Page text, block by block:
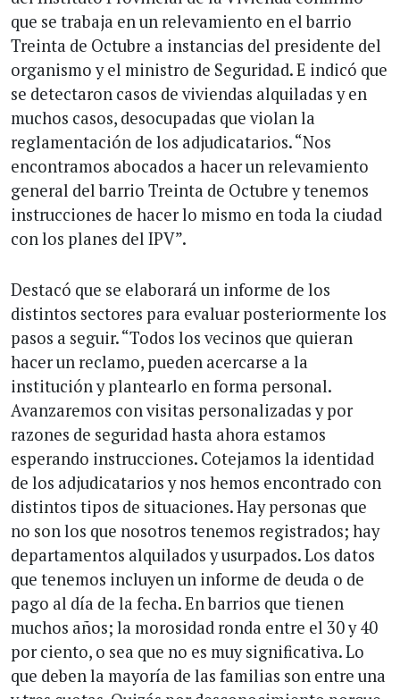
que se trabaja en un relevamiento en el barrio
Treinta de Octubre a instancias del presidente del
organismo y el ministro de Seguridad. E indicó que
se detectaron casos de viviendas alquiladas y en
muchos casos, desocupadas que violan la
reglamentación de los adjudicatarios. “Nos
encontramos abocados a hacer un relevamiento
general del barrio Treinta de Octubre y tenemos
instrucciones de hacer lo mismo en toda la ciudad
con los planes del IPV”.
Destacó que se elaborará un informe de los
distintos sectores para evaluar posteriormente los
pasos a seguir. “Todos los vecinos que quieran
hacer un reclamo, pueden acercarse a la
institución y plantearlo en forma personal.
Avanzaremos con visitas personalizadas y por
razones de seguridad hasta ahora estamos
esperando instrucciones. Cotejamos la identidad
de los adjudicatarios y nos hemos encontrado con
distintos tipos de situaciones. Hay personas que
no son los que nosotros tenemos registrados; hay
departamentos alquilados y usurpados. Los datos
que tenemos incluyen un informe de deuda o de
pago al día de la fecha. En barrios que tienen
muchos años; la morosidad ronda entre el 30 y 40
por ciento, o sea que no es muy significativa. Lo
que deben la mayoría de las familias son entre una